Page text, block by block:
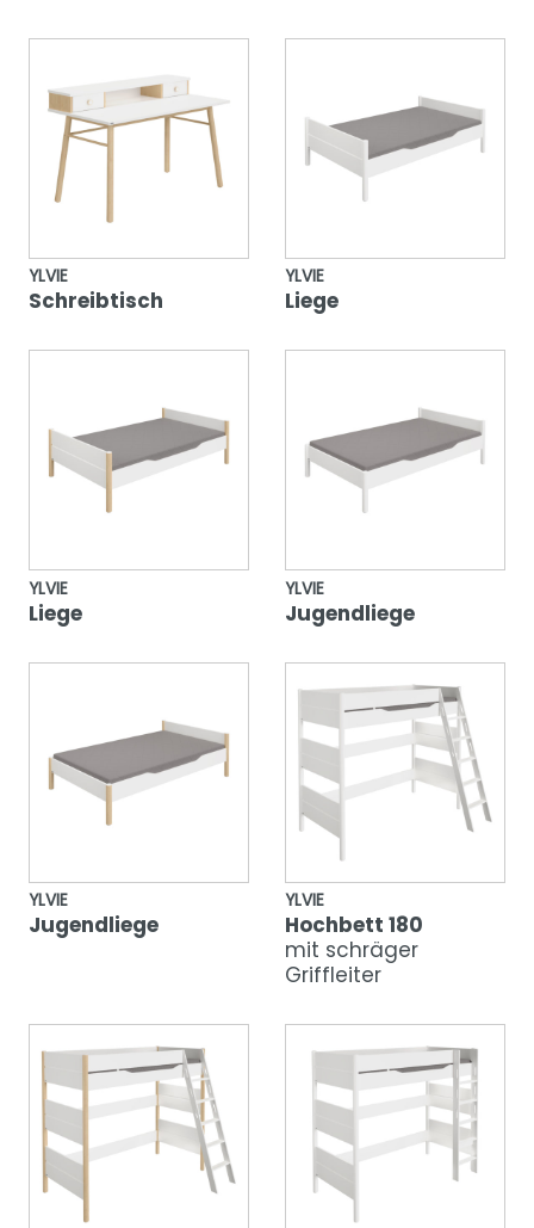
YLVIE
Schreibtisch
YLVIE
Liege
YLVIE
Liege
YLVIE
Jugendliege
YLVIE
Jugendliege
YLVIE
Hochbett 180
mit schräger
Griffleiter